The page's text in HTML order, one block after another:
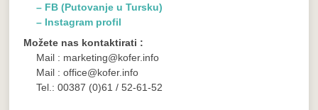
– FB (Putovanje u Tursku)
– Instagram profil
Možete nas kontaktirati :
Mail : marketing@kofer.info
Mail : office@kofer.info
Tel.: 00387 (0)61 / 52-61-52